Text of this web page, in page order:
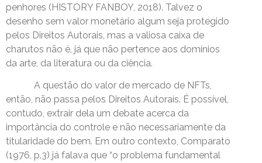
penhores (HISTORY FANBOY, 2018). Talvez o
desenho sem valor monetário algum seja protegido
pelos Direitos Autorais, mas a valiosa caixa de
charutos não é, já que não pertence aos domínios
da arte, da literatura ou da ciência.
A questão do valor de mercado de NFTs,
então, não passa pelos Direitos Autorais. É possível,
contudo, extrair dela um debate acerca da
importância do controle e não necessariamente da
titularidade do bem. Em outro contexto, Comparato
(1976, p.3) já falava que “o problema fundamental